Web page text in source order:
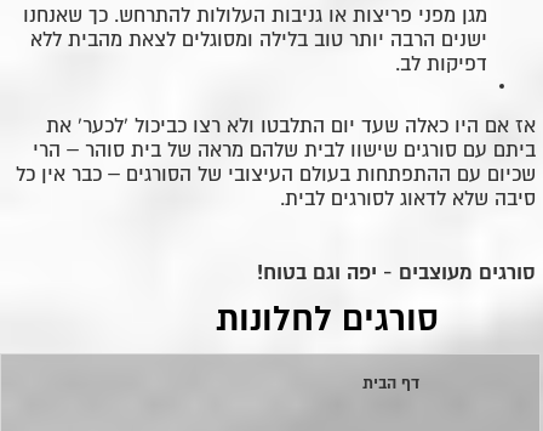
מגן מפני פריצות או גניבות העלולות להתרחש. כך שאנחנו
ישנים הרבה יותר טוב בלילה ומסוגלים לצאת מהבית ללא
דפיקות לב.
אז אם היו כאלה שעד יום התלבטו ולא רצו כביכול 'לכער' את
ביתם עם סורגים שישוו לבית שלהם מראה של בית סוהר – הרי
שכיום עם ההתפתחות בעולם העיצובי של הסורגים – כבר אין כל
סיבה שלא לדאוג לסורגים לבית.
סורגים מעוצבים - יפה וגם בטוח!
דף הבית
סורגים לחלונות